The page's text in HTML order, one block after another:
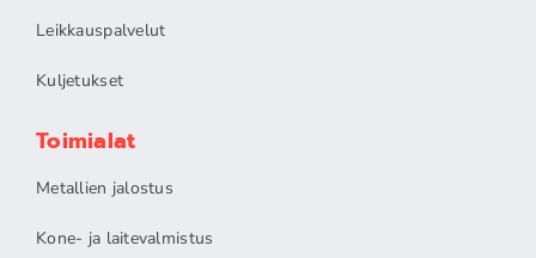
Leikkauspalvelut
Kuljetukset
Toimialat
Metallien jalostus
Kone- ja laitevalmistus